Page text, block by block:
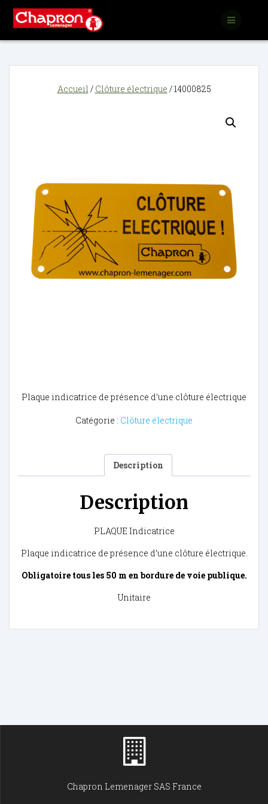
Accueil / Clôture électrique / 14000825
Plaque indicatrice de présence d’une clôture électrique
Catégorie : Clôture électrique
Description
Description
PLAQUE Indicatrice
Plaque indicatrice de présence d’une clôture électrique.
Obligatoire tous les 50 m en bordure de voie publique.
Unitaire
Chapron Lemenager SAS France